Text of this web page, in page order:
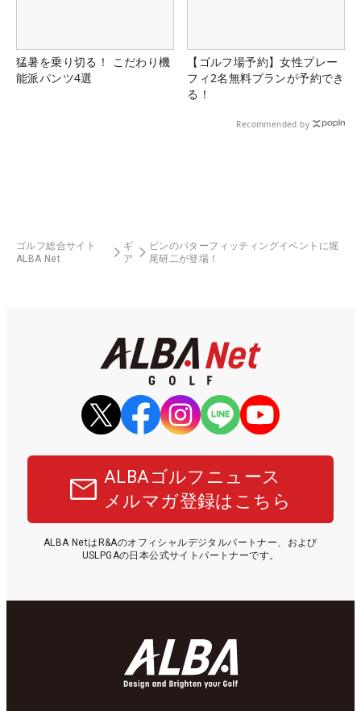
猛暑を乗り切る！ こだわり機
能派パンツ4選
【ゴルフ場予約】女性プレー
フィ2名無料プランが予約でき
る！
Recommended by
ゴルフ総合サイト
ALBA Net
ギ
ア
ピンのパターフィッティングイベントに堀
尾研二が登場！
ALBAゴルフニュース
メルマガ登録はこちら
ALBA NetはR&Aのオフィシャルデジタルパートナー、および
USLPGAの日本公式サイトパートナーです。